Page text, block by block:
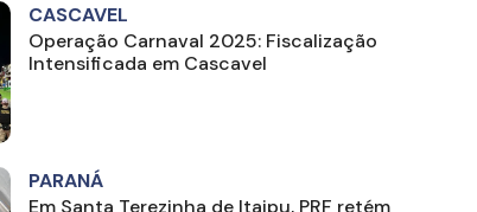
CASCAVEL
Operação Carnaval 2025: Fiscalização
Intensificada em Cascavel
PARANÁ
Em Santa Terezinha de Itaipu, PRF retém